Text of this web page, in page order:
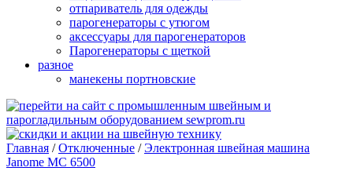
отпариватель для одежды
парогенераторы с утюгом
аксессуары для парогенераторов
Парогенераторы с щеткой
разное
манекены портновские
Главная /Отключенные /Электронная швейная машина
Janome MC 6500